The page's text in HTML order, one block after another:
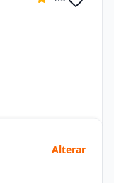
Alterar